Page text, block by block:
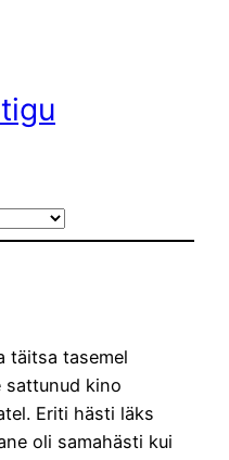
täitsa tasemel
sattunud kino
Eriti hästi läks
oli samahästi kui